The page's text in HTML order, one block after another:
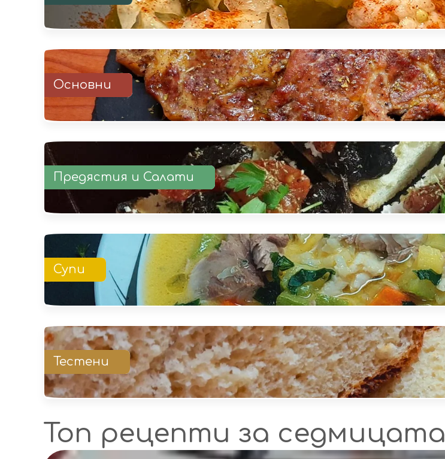
Основни
Предястия и Салати
Супи
Тестени
Топ рецепти за седмицата